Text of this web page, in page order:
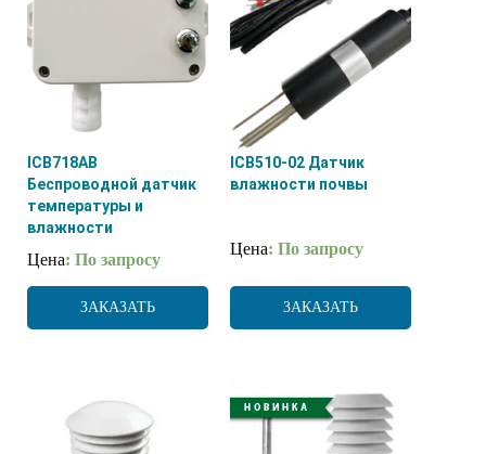
ICB718AB
Беспроводной датчик
температуры и
влажности
Цена: По запросу
ЗАКАЗАТЬ
ICB510-02 Датчик
влажности почвы
Цена: По запросу
ЗАКАЗАТЬ